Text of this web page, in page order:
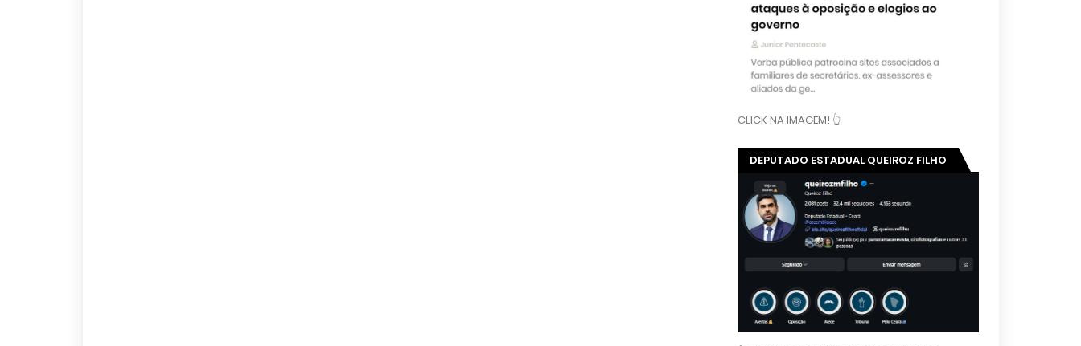
CLICK NA IMAGEM! 👆
DEPUTADO ESTADUAL QUEIROZ FILHO